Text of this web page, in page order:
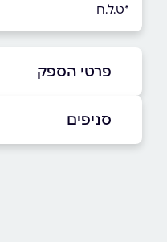
*ט.ל.ח
פרטי הספק
סניפים